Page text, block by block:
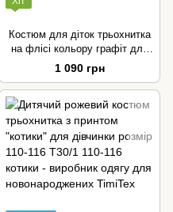
Костюм для діток трьохнитка
на флісі кольору графіт для
дівчинки та хлопчика розмір
86-140
1 090 грн